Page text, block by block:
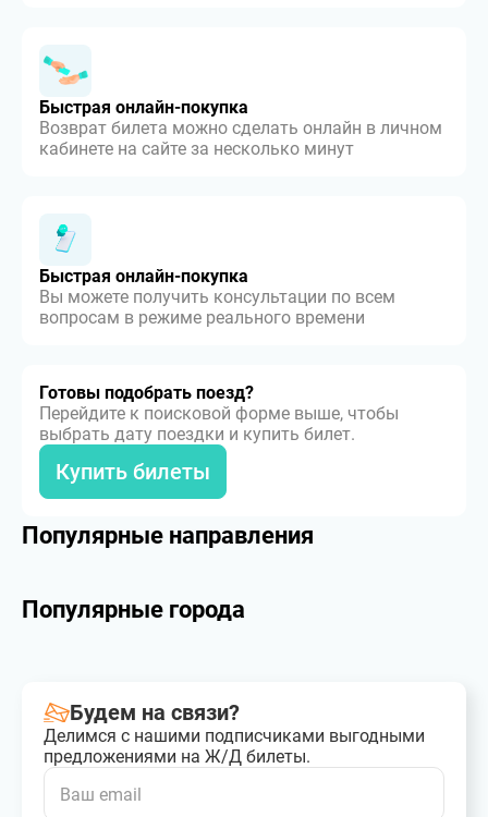
Быстрая онлайн-покупка
Возврат билета можно сделать онлайн в личном
кабинете на сайте за несколько минут
Быстрая онлайн-покупка
Вы можете получить консультации по всем
вопросам в режиме реального времени
Готовы подобрать поезд?
Перейдите к поисковой форме выше, чтобы
выбрать дату поездки и купить билет.
Купить билеты
Популярные направления
Популярные города
Будем на связи?
Делимся с нашими подписчиками выгодными
предложениями на Ж/Д билеты.